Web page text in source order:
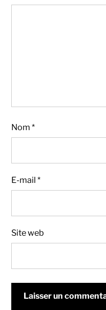
Nom*
E-mail*
Site web